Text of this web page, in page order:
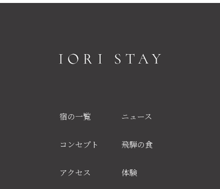
宿の一覧
コンセプト
アクセス
ニュース
飛騨の食
体験